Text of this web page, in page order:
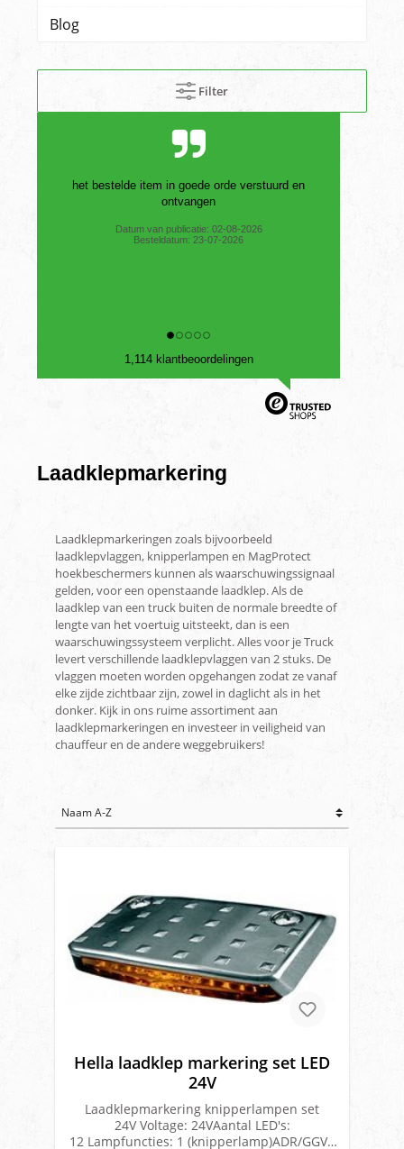
Blog
Filter
Goede prijs, snelle levering en word via PostNL
geleverd. Dat is voor mij belangrijk. Omdat via dpd
Datum van publicatie: 01-08-2026
1,114 klantbeoordelingen
Laadklepmarkering
Laadklepmarkeringen zoals bijvoorbeeld
laadklepvlaggen, knipperlampen en MagProtect
hoekbeschermers kunnen als waarschuwingssignaal
gelden, voor een openstaande laadklep. Als de
laadklep van een truck buiten de normale breedte of
lengte van het voertuig uitsteekt, dan is een
waarschuwingssysteem verplicht. Alles voor je Truck
levert verschillende laadklepvlaggen van 2 stuks. De
vlaggen moeten worden opgehangen zodat ze vanaf
elke zijde zichtbaar zijn, zowel in daglicht als in het
donker. Kijk in ons ruime assortiment aan
laadklepmarkeringen en investeer in veiligheid van
chauffeur en de andere weggebruikers!
Hella laadklep markering set LED
24V
Laadklepmarkering knipperlampen set
24V Voltage: 24VAantal LED's:
12 Lampfuncties: 1 (knipperlamp)ADR/GGVS